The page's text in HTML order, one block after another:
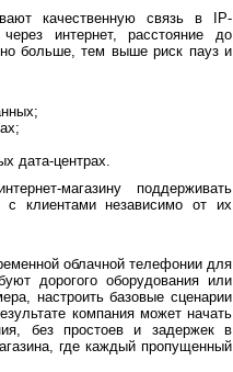
качественную связь в IP-
интернет, расстояние до
больше, тем выше риск пауз и
дата-центрах.
магазину поддерживать
клиентами независимо от их
облачной телефонии для
дорогого оборудования или
настроить базовые сценарии
компания может начать
без простоев и задержек в
где каждый пропущенный